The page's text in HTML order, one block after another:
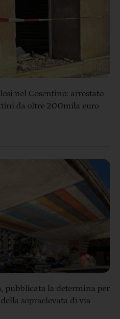
nel Cosentino: arrestato
da oltre 200mila euro
pubblicata la determina per
sopraelevata di via